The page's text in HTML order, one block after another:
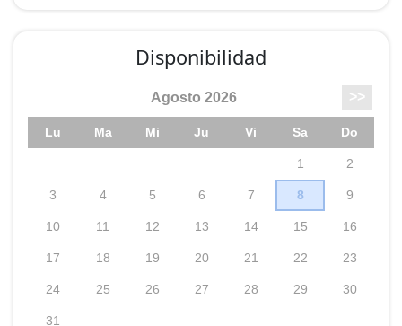
barro por Martín, una entrañable persona. O podréis
langostinos, una receta traída por unos amigos y
grandes chefs, Orlando y Mari, del restaurante
Capricho Canario (Las Palmas de Gran Canaria) Pío -
Pío. O nuestros esquisitos revueltos de setas
(recogidas en nuestro entorno), morcilla, etc...
Disponibilidad